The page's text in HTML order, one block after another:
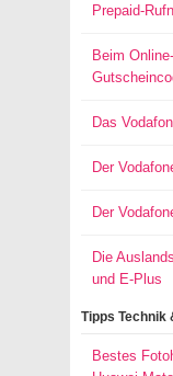
Prepaid-
Beim
Das
Der
Der
Die
und E-Plus
Tipps Technik
Bestes